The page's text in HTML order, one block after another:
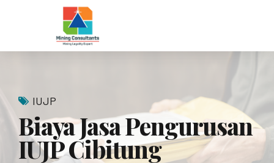
IUJP
Biaya Jasa Pengurusan
IUJP Cibitung